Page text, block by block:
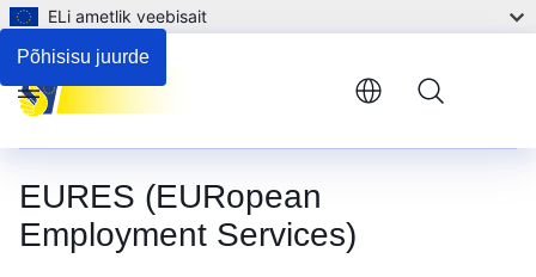
Põhisisu juurde
ELi ametlik veebisait
EURES (EURopean
Employment Services)
Menu